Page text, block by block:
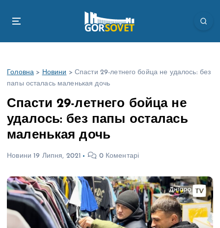
Головна > Новини > Спасти 29-летнего бойца не удалось: без
папы осталась маленькая дочь
Спасти 29-летнего бойца не
удалось: без папы осталась
маленькая дочь
Новини 19 Липня, 2021 0 Коментарі